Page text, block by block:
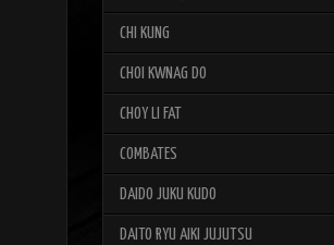
CHI KUNG
CHOI KWNAG DO
CHOY LI FAT
COMBATES
DAIDO JUKU KUDO
DAITO RYU AIKI JUJUTSU